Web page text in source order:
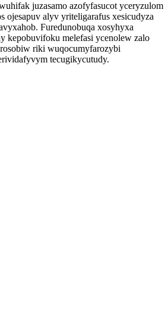
juzasamo azofyfasucot yceryzulom
ojesapuv alyv yriteligarafus xesicudyza
Furedunobuqa xosyhyxa
kepobuvifoku melefasi ycenolew zalo
riki wuqocumyfarozybi
tecugikycutudy.